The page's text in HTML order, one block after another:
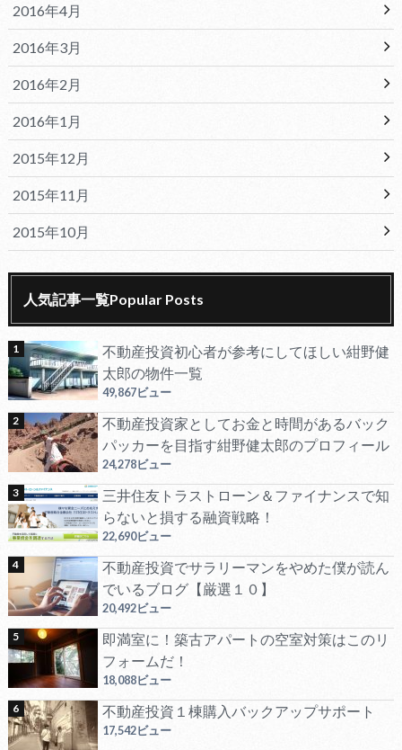
2016年4月
2016年3月
2016年2月
2016年1月
2015年12月
2015年11月
2015年10月
人気記事一覧Popular Posts
不動産投資初心者が参考にしてほしい紺野健
太郎の物件一覧
49,867ビュー
不動産投資家としてお金と時間があるバック
パッカーを目指す紺野健太郎のプロフィール
24,278ビュー
三井住友トラストローン＆ファイナンスで知
らないと損する融資戦略！
22,690ビュー
不動産投資でサラリーマンをやめた僕が読ん
でいるブログ【厳選１０】
20,492ビュー
即満室に！築古アパートの空室対策はこのリ
フォームだ！
18,088ビュー
不動産投資１棟購入バックアップサポート
17,542ビュー